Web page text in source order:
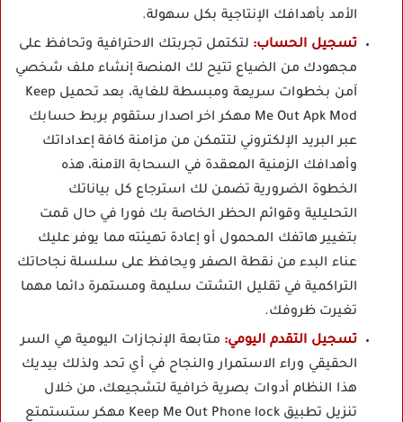
الأمد بأهدافك الإنتاجية بكل سهولة.
تسجيل الحساب: لتكتمل تجربتك الاحترافية وتحافظ على
مجهودك من الضياع تتيح لك المنصة إنشاء ملف شخصي
آمن بخطوات سريعة ومبسطة للغاية، بعد تحميل Keep
Me Out Apk Mod مهكر اخر اصدار ستقوم بربط حسابك
عبر البريد الإلكتروني لتتمكن من مزامنة كافة إعداداتك
وأهدافك الزمنية المعقدة في السحابة الآمنة، هذه
الخطوة الضرورية تضمن لك استرجاع كل بياناتك
التحليلية وقوائم الحظر الخاصة بك فورا في حال قمت
بتغيير هاتفك المحمول أو إعادة تهيئته مما يوفر عليك
عناء البدء من نقطة الصفر ويحافظ على سلسلة نجاحاتك
التراكمية في تقليل التشتت سليمة ومستمرة دائما مهما
تغيرت ظروفك.
تسجيل التقدم اليومي: متابعة الإنجازات اليومية هي السر
الحقيقي وراء الاستمرار والنجاح في أي تحد ولذلك بيديك
هذا النظام أدوات بصرية خرافية لتشجيعك، من خلال
تنزيل تطبيق Keep Me Out Phone lock مهكر ستستمتع